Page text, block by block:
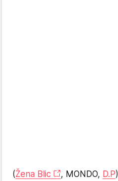
(Žena Blic , MONDO, D.P)